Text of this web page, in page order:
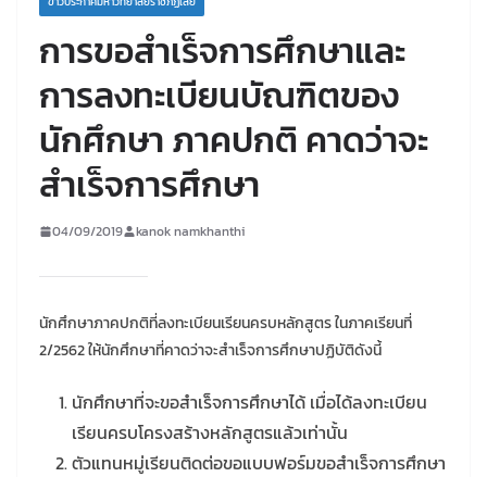
การขอสำเร็จการศึกษาและ
การลงทะเบียนบัณฑิตของ
นักศึกษา ภาคปกติ คาดว่าจะ
สำเร็จการศึกษา
04/09/2019 kanok namkhanthi
นักศึกษาภาคปกติที่ลงทะเบียนเรียนครบหลักสูตร ในภาคเรียนที่
2/2562 ให้นักศึกษาที่คาดว่าจะสำเร็จการศึกษาปฏิบัติดังนี้
นักศึกษาที่จะขอสำเร็จการศึกษาได้ เมื่อได้ลงทะเบียน
เรียนครบโครงสร้างหลักสูตรแล้วเท่านั้น
ตัวแทนหมู่เรียนติดต่อขอแบบฟอร์มขอสำเร็จการศึกษา